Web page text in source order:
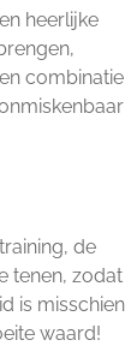
heerlijke
combinatie
de
tenen, zodat
is misschien
waard!